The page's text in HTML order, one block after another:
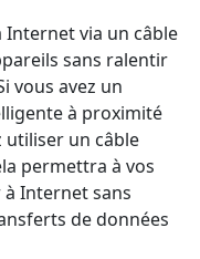
Internet via un câble
sans ralentir
vous avez un
à proximité
utiliser un câble
permettra à vos
Internet sans
de données